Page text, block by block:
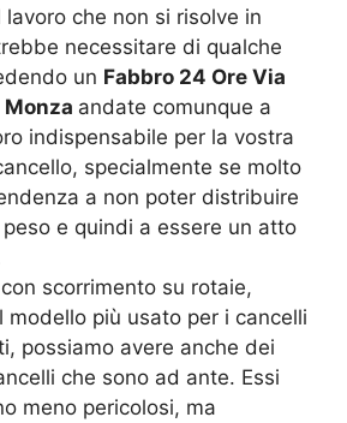
che non si risolve in
necessitare di qualche
un Fabbro 24 Ore Via
andate comunque a
indispensabile per la vostra
specialmente se molto
a non poter distribuire
e quindi a essere un atto
scorrimento su rotaie,
modello più usato per i cancelli
possiamo avere anche dei
che sono ad ante. Essi
meno pericolosi, ma